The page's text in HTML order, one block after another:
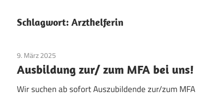
Schlagwort: Arzthelferin
9. März 2025
Ausbildung zur/ zum MFA bei uns!
Wir suchen ab sofort Auszubildende zur/zum MFA